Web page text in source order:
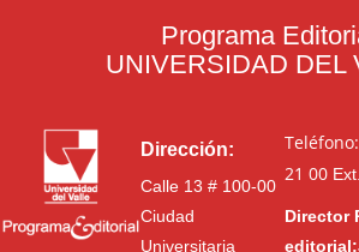
Programa
UNIVERSIDAD DEL
Dirección:
Calle 13 # 100-00
Ciudad
Universitaria
21 00
Director
editorial: